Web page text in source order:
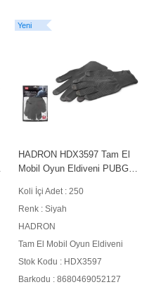
Yeni
HADRON HDX3597 Tam El
Mobil Oyun Eldiveni PUBG
Siyah
Koli İçi Adet : 250
Renk : Siyah
HADRON
Tam El Mobil Oyun Eldiveni
Stok Kodu : HDX3597
Barkodu : 8680469052127